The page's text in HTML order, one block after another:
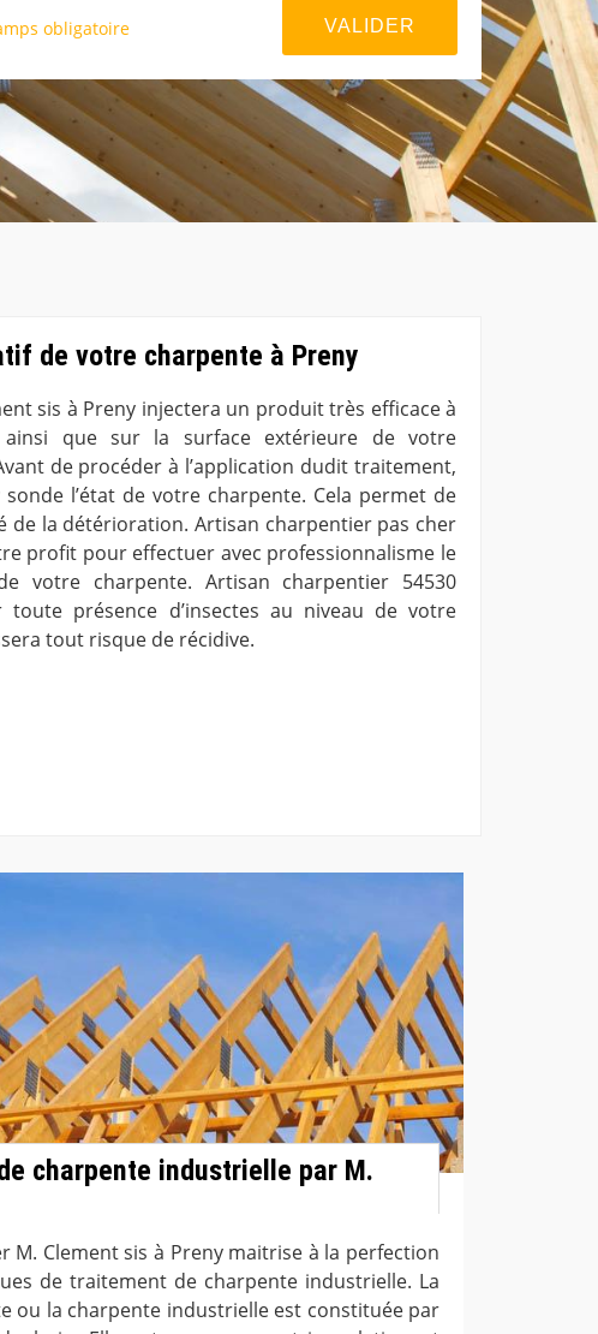
obligatoire
de votre charpente à Preny
sis à Preny injectera un produit très efficace à
ainsi que sur la surface extérieure de votre
de procéder à l’application dudit traitement,
l’état de votre charpente. Cela permet de
de la détérioration. Artisan charpentier pas cher
profit pour effectuer avec professionnalisme le
votre charpente. Artisan charpentier 54530
toute présence d’insectes au niveau de votre
tout risque de récidive.
charpente industrielle par M.
M. Clement sis à Preny maitrise à la perfection
de traitement de charpente industrielle. La
ou la charpente industrielle est constituée par